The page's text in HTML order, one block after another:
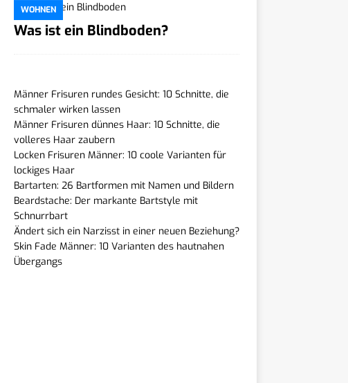
WOHNEN
Was ist ein Blindboden?
Männer Frisuren rundes Gesicht: 10 Schnitte, die
schmaler wirken lassen
Männer Frisuren dünnes Haar: 10 Schnitte, die
volleres Haar zaubern
Locken Frisuren Männer: 10 coole Varianten für
lockiges Haar
Bartarten: 26 Bartformen mit Namen und Bildern
Beardstache: Der markante Bartstyle mit
Schnurrbart
Ändert sich ein Narzisst in einer neuen Beziehung?
Skin Fade Männer: 10 Varianten des hautnahen
Übergangs